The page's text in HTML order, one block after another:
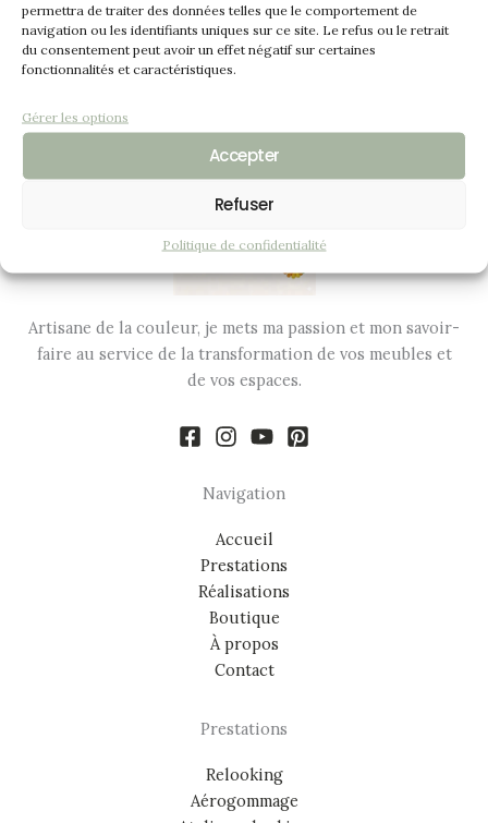
permettra de traiter des données telles que le comportement de
navigation ou les identifiants uniques sur ce site. Le refus ou le retrait
du consentement peut avoir un effet négatif sur certaines
fonctionnalités et caractéristiques.
Gérer les options
Accepter
Refuser
Politique de confidentialité
Incontournable pour présenter vos boissons apéritives,
vos collations, pour servir et desservir la table.
Artisane de la couleur, je mets ma passion et mon savoir-
faire au service de la transformation de vos meubles et
de vos espaces.
Navigation
Accueil
Prestations
Réalisations
Boutique
À propos
Contact
Prestations
Relooking
Aérogommage